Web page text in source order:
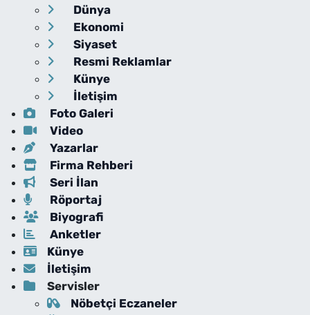
Dünya
Ekonomi
Siyaset
Resmi Reklamlar
Künye
İletişim
Foto Galeri
Video
Yazarlar
Firma Rehberi
Seri İlan
Röportaj
Biyografi
Anketler
Künye
İletişim
Servisler
Nöbetçi Eczaneler